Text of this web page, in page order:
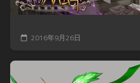
2016年9月26日